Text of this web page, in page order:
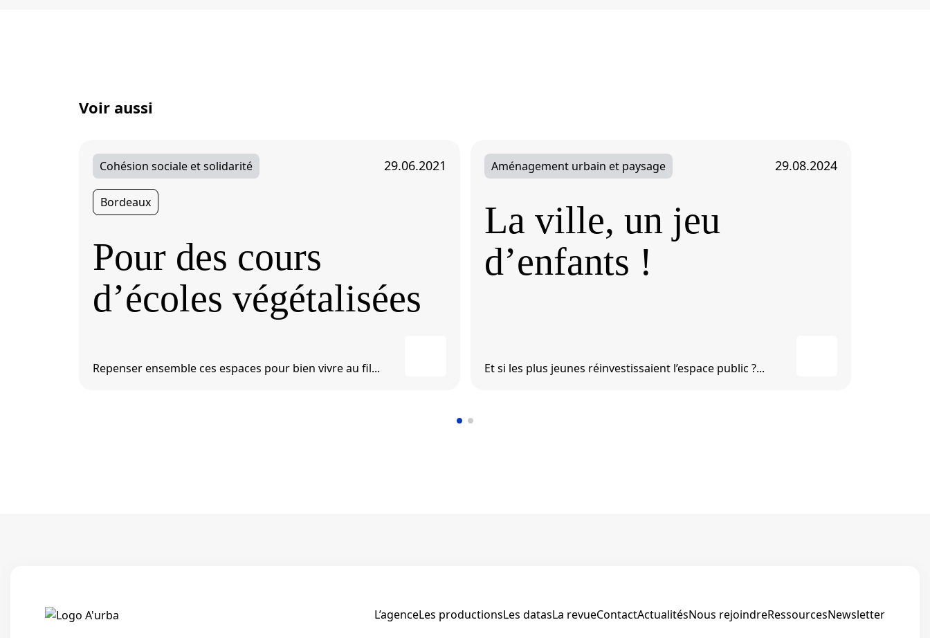
Voir aussi
Cohésion sociale et solidarité 29.06.2021
Bordeaux
Pour des cours
d’écoles végétalisées
Repenser ensemble ces espaces pour bien vivre au fil...
Aménagement urbain et paysage 29.08.2024
La ville, un jeu
d’enfants !
Et si les plus jeunes réinvestissaient l’espace public ?...
L’agenceLes productionsLes datasLa revueContactActualitésNous rejoindreRessourcesNewsletter